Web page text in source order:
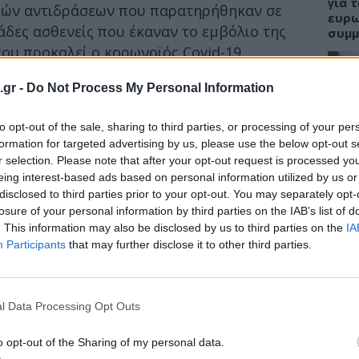
- Do Not Process My Personal Information
opt-out of the sale, sharing to third parties, or processing of your
for targeted advertising by us, please use the below opt-out
selection. Please note that after your opt-out request is processed
interest-based ads based on personal information utilized by us
to third parties prior to your opt-out. You may separately
of your personal information by third parties on the IAB’s list of
This information may also be disclosed by us to third parties on the
Participants that may further disclose it to other third parties.
Data Processing Opt Outs
opt-out of the Sharing of my personal data.
αντιδράσεων που παρατηρήθηκαν σε
ασθενείς που έκαναν το εμβόλιο της
προκαλεί ο κορωνοϊός Covid-19,
ΗΠΑ.
έξι υγειονομικοί
αναφυλαξία. Η αναφυλαξία είναι μία
θα μπορούσε να απειλήσει τη ζωή,
ανέπτυξε είχε παρουσιάσει και
σε ένα εμβόλιο κατά της λύσσας. Ένας
ιστορικό αλλεργιών. Για τους
αν κατά το παρελθόν είχαν σοβαρές